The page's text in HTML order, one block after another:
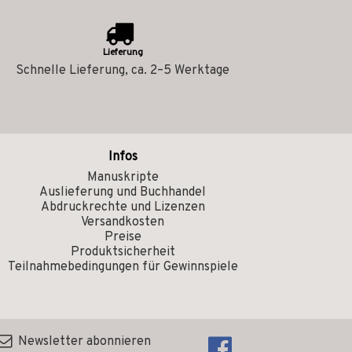
Lieferung
Schnelle Lieferung, ca. 2–5 Werktage
Infos
Manuskripte
Auslieferung und Buchhandel
Abdruckrechte und Lizenzen
Versandkosten
Preise
Produktsicherheit
Teilnahmebedingungen für Gewinnspiele
Newsletter abonnieren